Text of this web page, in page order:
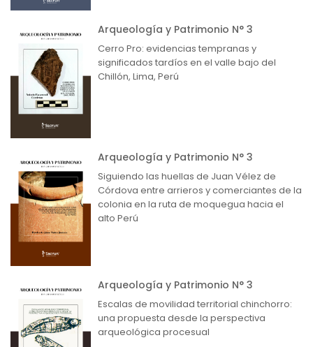
Arqueología y Patrimonio N° 3
Cerro Pro: evidencias tempranas y
significados tardíos en el valle bajo del
Chillón, Lima, Perú
Arqueología y Patrimonio N° 3
Siguiendo las huellas de Juan Vélez de
Córdova entre arrieros y comerciantes de la
colonia en la ruta de moquegua hacia el
alto Perú
Arqueología y Patrimonio N° 3
Escalas de movilidad territorial chinchorro:
una propuesta desde la perspectiva
arqueológica procesual